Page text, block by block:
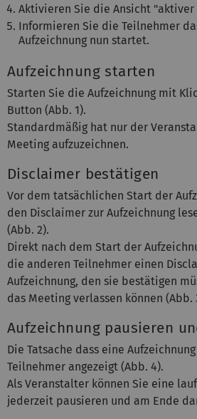
Aktivieren Sie die Ansicht "aktiver
Informieren Sie die Teilnehmer
Aufzeichnung nun startet.
Aufzeichnung starten
Starten Sie die Aufzeichnung mit
Button (Abb. 1).
Standardmäßig hat nur der
Meeting aufzuzeichnen.
Disclaimer bestätigen
Vor dem tatsächlichen Start der
den Disclaimer zur Aufzeichnung
(Abb. 2).
Direkt nach dem Start der
die anderen Teilnehmer einen
Aufzeichnung, den sie bestätigen
das Meeting verlassen können (Abb.
Aufzeichnung pausieren
Die Tatsache dass eine
Teilnehmer angezeigt (Abb. 4).
Als Veranstalter können Sie eine
jederzeit pausieren und am Ende